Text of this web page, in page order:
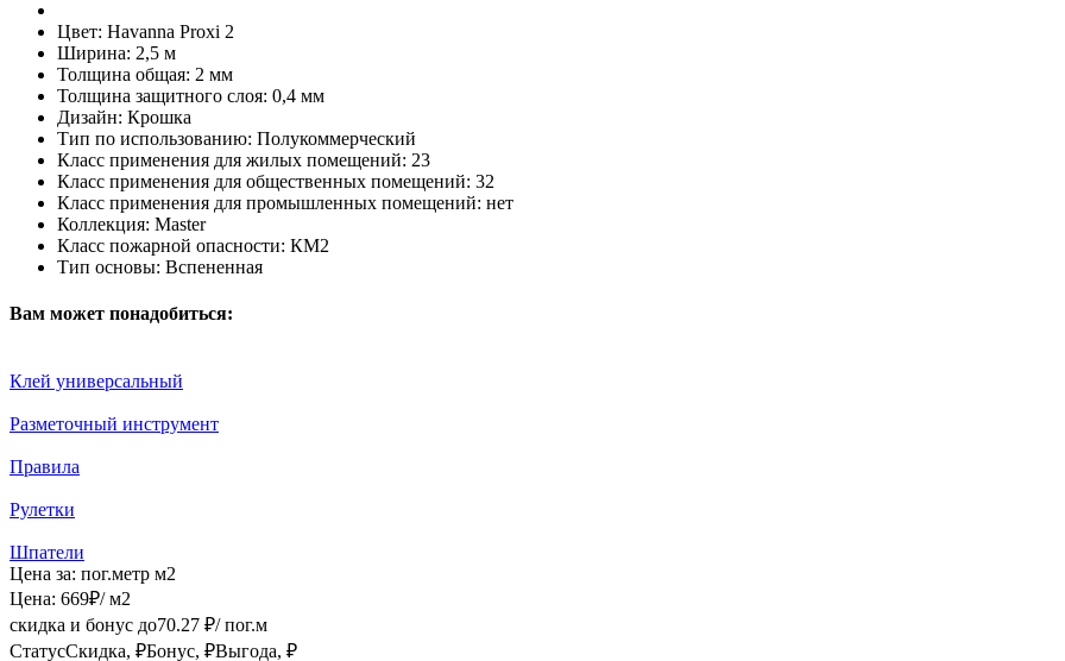
Цвет: Havanna Proxi 2
Ширина: 2,5 м
Толщина общая: 2 мм
Толщина защитного слоя: 0,4 мм
Дизайн: Крошка
Тип по использованию: Полукоммерческий
Класс применения для жилых помещений: 23
Класс применения для общественных помещений: 32
Класс применения для промышленных помещений: нет
Коллекция: Master
Класс пожарной опасности: КМ2
Тип основы: Вспененная
Вам может понадобиться:
Клей универсальный
Разметочный инструмент
Правила
Рулетки
Шпатели
Цена за: пог.метр м2
Цена: 669₽/ м2
скидка и бонус до70.27 ₽/ пог.м
СтатусСкидка, ₽Бонус, ₽Выгода, ₽